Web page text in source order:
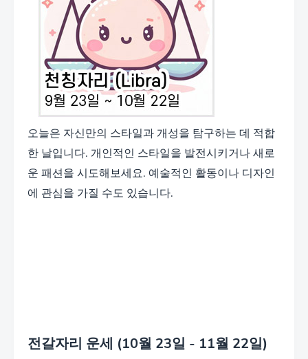
오늘은 자신만의 스타일과 개성을 탐구하는 데 적합
한 날입니다. 개인적인 스타일을 발전시키거나 새로
운 패션을 시도해보세요. 예술적인 활동이나 디자인
에 관심을 가질 수도 있습니다.
전갈자리 운세 (10월 23일 - 11월 22일)